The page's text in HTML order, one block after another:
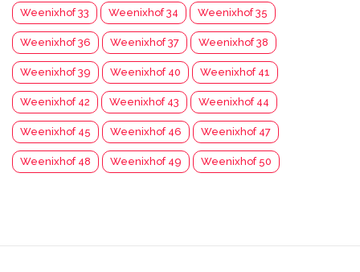
Weenixhof 33 Weenixhof 34 Weenixhof 35
Weenixhof 36 Weenixhof 37 Weenixhof 38
Weenixhof 39 Weenixhof 40 Weenixhof 41
Weenixhof 42 Weenixhof 43 Weenixhof 44
Weenixhof 45 Weenixhof 46 Weenixhof 47
Weenixhof 48 Weenixhof 49 Weenixhof 50